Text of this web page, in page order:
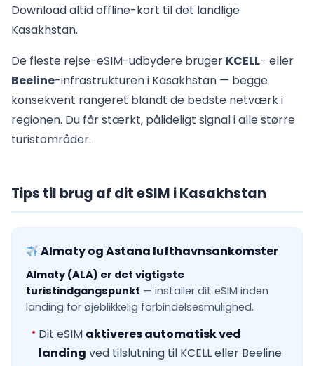
Download altid offline-kort til det landlige
Kasakhstan.
De fleste rejse-eSIM-udbydere bruger KCELL- eller
Beeline-infrastrukturen i Kasakhstan — begge
konsekvent rangeret blandt de bedste netværk i
regionen. Du får stærkt, pålideligt signal i alle større
turistområder.
Tips til brug af dit eSIM i Kasakhstan
Almaty og Astana lufthavnsankomster
Almaty (ALA) er det vigtigste
turistindgangspunkt — installer dit eSIM inden
landing for øjeblikkelig forbindelsesmulighed.
Dit eSIM aktiveres automatisk ved
landing ved tilslutning til KCELL eller Beeline